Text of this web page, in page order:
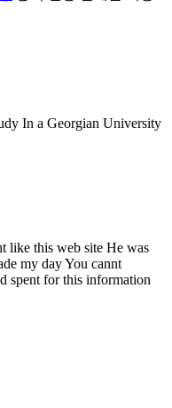
In a Georgian University
like this web site He was
my day You cannt
spent for this information